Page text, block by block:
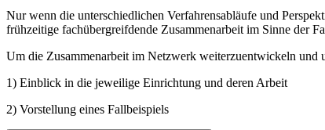
Nur wenn die unterschiedlichen Verfahrensabläufe und
frühzeitige fachübergreifdende Zusammenarbeit im Sinne der
Um die Zusammenarbeit im Netzwerk weiterzuentwickeln und
1) Einblick in die jeweilige Einrichtung und deren Arbeit
2) Vorstellung eines Fallbeispiels